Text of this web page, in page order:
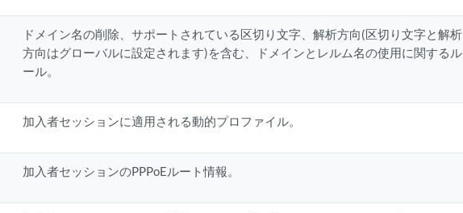
ドメイン名の削除、サポートされている区切り文字、解析方向(区切り文字と解析
方向はグローバルに設定されます)を含む、ドメインとレルム名の使用に関するル
ール。
加入者セッションに適用される動的プロファイル。
加入者セッションのPPPoEルート情報。